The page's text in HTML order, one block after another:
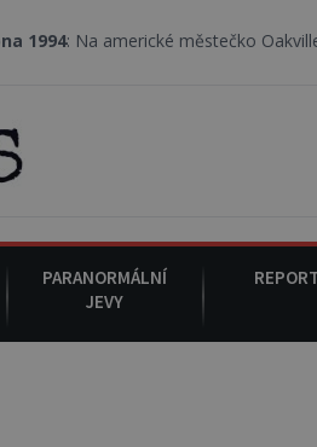
městečko Oakville se z nebe
PARANORMÁLNÍ
JEVY